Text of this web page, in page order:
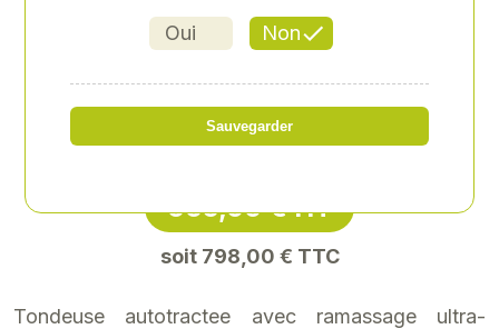
HUSQVARNA - LC356VP
665,00 € HT
soit 798,00 € TTC
Tondeuse autotractee avec ramassage ultra-
Oui Non
Sauvegarder